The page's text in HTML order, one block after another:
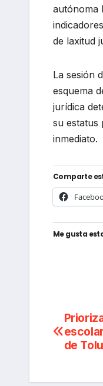
autónoma
de laxitud
La sesión
esquema
jurídica
su estatus
inmediato.
Comparte
Me gusta
de
de